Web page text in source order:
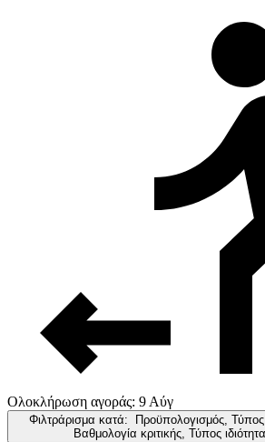
Ολοκλήρωση αγοράς: 9 Αύγ
Φιλτράρισμα κατά:
Προϋπολογισμός,
Βαθμολογία κριτικής, Τύπος